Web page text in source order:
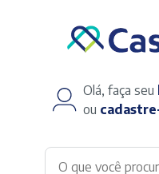
Olá, faça seu
ou